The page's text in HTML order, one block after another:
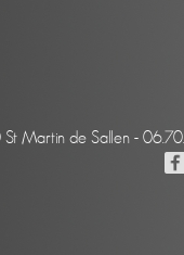
Martin de Sallen -